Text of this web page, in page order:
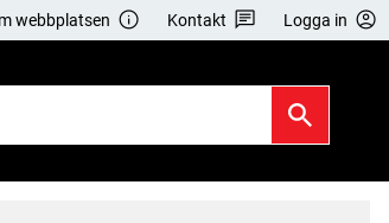
webbplatsen Kontakt Logga in